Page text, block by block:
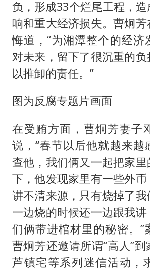
负，形成33个烂尾工程，
响和重大经济损失。曹炯
悔道，“为湘潭整个的经济
对未来，留下了很沉重的
以推卸的责任。”
图为反腐专题片画面
在受贿方面，曹炯芳妻子
说，“春节以后他就越来越
查他，我们俩又一起把家
下，他发现家里有一些外
讲不清来源，只有烧掉了
一边烧的时候还一边跟我
们俩带进棺材里的秘密。”
曹炯芳还邀请所谓“高人”
芦镇宅等系列迷信活动，